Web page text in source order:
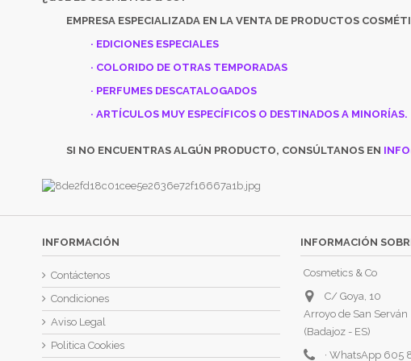
EMPRESA ESPECIALIZADA EN LA VENTA DE PRODUCTOS
· EDICIONES ESPECIALES
· COLORIDO DE OTRAS TEMPORADAS
· PERFUMES DESCATALOGADOS
· ARTÍCULOS MUY ESPECÍFICOS O DESTINADOS A MINORÍAS.
SI NO ENCUENTRAS ALGÚN PRODUCTO, CONSÚLTANOS EN
INFORMACIÓN
Contáctenos
Condiciones
Aviso Legal
Politica Cookies
INFORMACIÓN
Cosmetics & Co
C/ Goya, 10
Arroyo de San Serván
(Badajoz - ES)
· WhatsApp 605